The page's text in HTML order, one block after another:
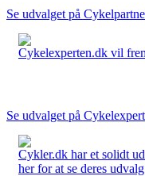
Se udvalget på
Cykelexperten.dk vil
Se udvalget på
Cykler.dk har et solidt
her for at se deres